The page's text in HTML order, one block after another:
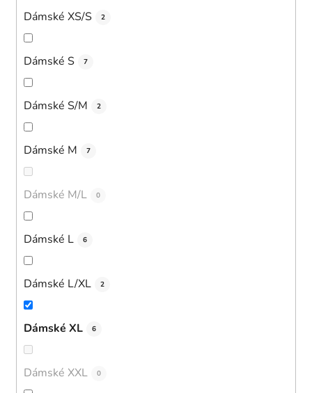
Dámské XS/S 2
Dámské S 7
Dámské S/M 2
Dámské M 7
Dámské M/L 0
Dámské L 6
Dámské L/XL 2
Dámské XL 6
Dámské XXL 0